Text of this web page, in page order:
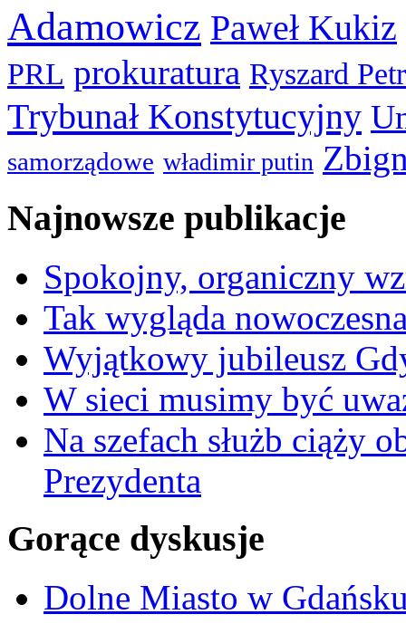
Adamowicz Paweł Kukiz
PRL prokuratura Ryszard
Trybunał Konstytucyjny
samorządowe władimir putin
Najnowsze publikacje
Spokojny, organiczny
Tak wygląda
Wyjątkowy jubileusz
W sieci musimy być
Na szefach służb ciąży
Prezydenta
Gorące dyskusje
Dolne Miasto w